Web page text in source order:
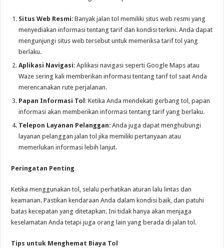
Situs Web Resmi: Banyak jalan tol memiliki situs web resmi yang
menyediakan informasi tentang tarif dan kondisi terkini. Anda dapat
mengunjungi situs web tersebut untuk memeriksa tarif tol yang
berlaku.
Aplikasi Navigasi: Aplikasi navigasi seperti Google Maps atau
Waze sering kali memberikan informasi tentang tarif tol saat Anda
merencanakan rute perjalanan.
Papan Informasi Tol : Ketika Anda mendekati gerbang tol, papan
informasi akan memberikan informasi tentang tarif yang berlaku.
Telepon Layanan Pelanggan: Anda juga dapat menghubungi
layanan pelanggan jalan tol jika memiliki pertanyaan atau
memerlukan informasi lebih lanjut.
Peringatan Penting
Ketika menggunakan tol, selalu perhatikan aturan lalu lintas dan
keamanan. Pastikan kendaraan Anda dalam kondisi baik, dan patuhi
batas kecepatan yang ditetapkan. Ini tidak hanya akan menjaga
keselamatan Anda tetapi juga orang lain yang berada di jalan tol.
Tips untuk Menghemat Biaya Tol